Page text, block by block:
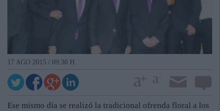
17 AGO 2015 / 09:30 H.
Ese mismo día se realizó la tradicional ofrenda floral a los